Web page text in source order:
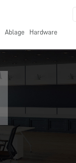
Ablage Hardware